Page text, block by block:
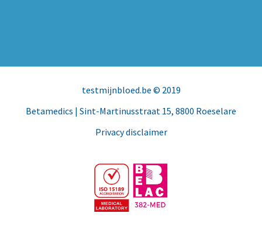
testmijnbloed.be © 2019
Betamedics | Sint-Martinusstraat 15, 8800 Roeselare
Privacy disclaimer